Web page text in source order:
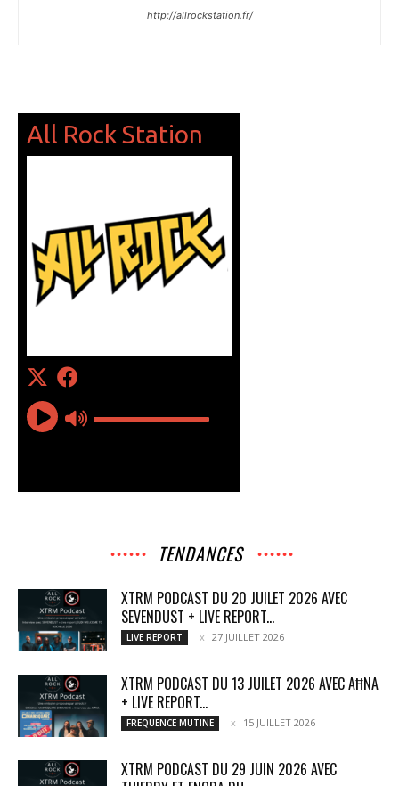
http://allrockstation.fr/
TENDANCES
XTRM PODCAST DU 20 JUILET 2026 AVEC
SEVENDUST + LIVE REPORT...
LIVE REPORT 27 JUILLET 2026
XTRM PODCAST DU 13 JUILET 2026 AVEC AĦNA
+ LIVE REPORT...
FREQUENCE MUTINE 15 JUILLET 2026
XTRM PODCAST DU 29 JUIN 2026 AVEC